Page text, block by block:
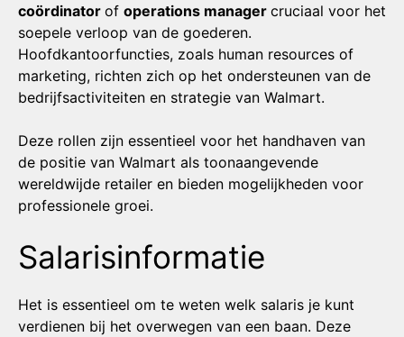
coördinator of operations manager cruciaal voor het
soepele verloop van de goederen.
Hoofdkantoorfuncties, zoals human resources of
marketing, richten zich op het ondersteunen van de
bedrijfsactiviteiten en strategie van Walmart.
Deze rollen zijn essentieel voor het handhaven van
de positie van Walmart als toonaangevende
wereldwijde retailer en bieden mogelijkheden voor
professionele groei.
Salarisinformatie
Het is essentieel om te weten welk salaris je kunt
verdienen bij het overwegen van een baan. Deze